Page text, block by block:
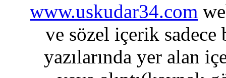
www.uskudar34.com
ve sözel içerik sadece
yazılarında yer alan